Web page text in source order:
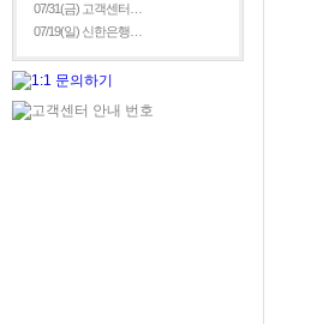
07/31(금) 고객센터…
07/19(일) 신한은행…